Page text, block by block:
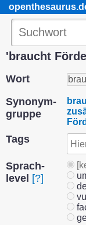
'braucht
Wort
Synonym­
gruppe
Tags
Sprach­
level [?]